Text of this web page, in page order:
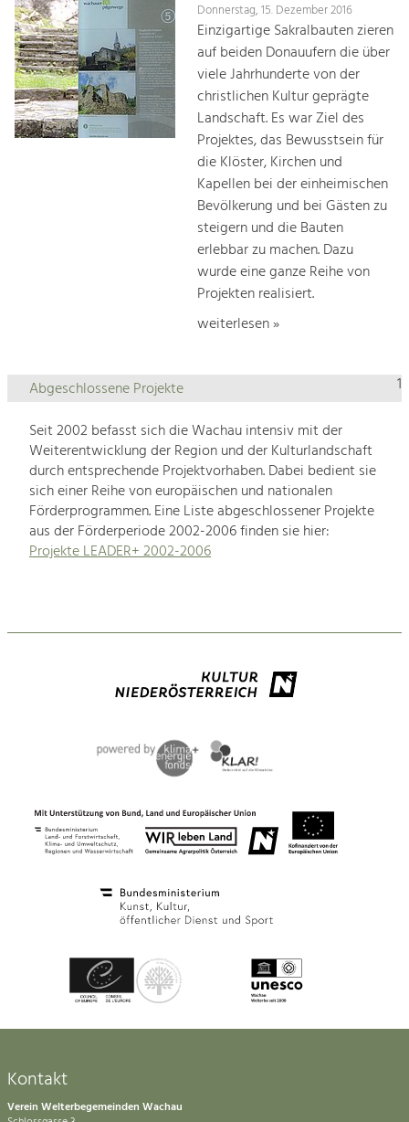
Donnerstag, 15. Dezember 2016
Einzigartige Sakralbauten zieren
auf beiden Donauufern die über
viele Jahrhunderte von der
christlichen Kultur geprägte
Landschaft. Es war Ziel des
Projektes, das Bewusstsein für
die Klöster, Kirchen und
Kapellen bei der einheimischen
Bevölkerung und bei Gästen zu
steigern und die Bauten
erlebbar zu machen. Dazu
wurde eine ganze Reihe von
Projekten realisiert.
weiterlesen »
1
Abgeschlossene Projekte
Seit 2002 befasst sich die Wachau intensiv mit der
Weiterentwicklung der Region und der Kulturlandschaft
durch entsprechende Projektvorhaben. Dabei bedient sie
sich einer Reihe von europäischen und nationalen
Förderprogrammen. Eine Liste abgeschlossener Projekte
aus der Förderperiode 2002-2006 finden sie hier:
Projekte LEADER+ 2002-2006
Kontakt
Verein Welterbegemeinden Wachau